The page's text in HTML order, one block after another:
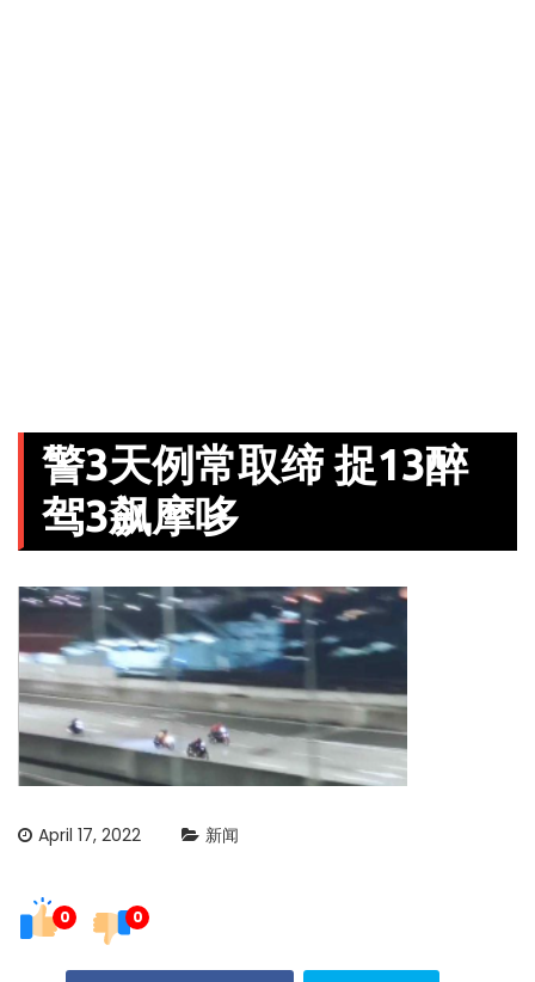
警3天例常取缔 捉13醉
驾3飙摩哆
April 17, 2022 新闻
0 0